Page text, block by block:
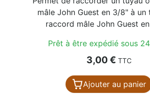
mâle John Guest en 3/8" à un
raccord mâle John Guest
Prêt à être expédié sous
Prix
3,00 € TTC
Ajouter au panier